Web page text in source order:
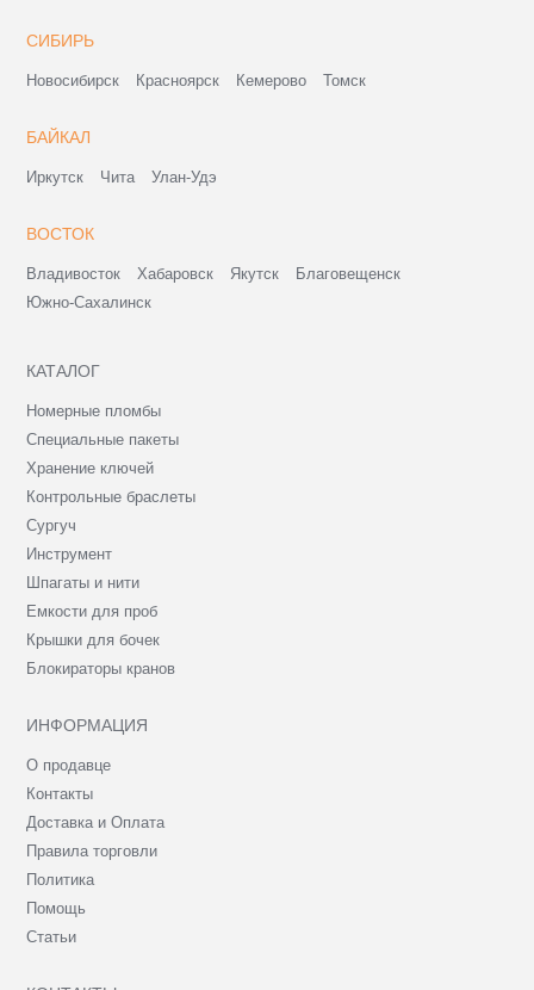
СИБИРЬ
Новосибирск Красноярск Кемерово Томск
БАЙКАЛ
Иркутск Чита Улан-Удэ
ВОСТОК
Владивосток Хабаровск Якутск
Благовещенск
Южно-Сахалинск
КАТАЛОГ
Номерные пломбы
Специальные пакеты
Хранение ключей
Контрольные браслеты
Сургуч
Инструмент
Шпагаты и нити
Емкости для проб
Крышки для бочек
Блокираторы кранов
ИНФОРМАЦИЯ
О продавце
Контакты
Доставка и Оплата
Правила торговли
Политика
Помощь
Статьи